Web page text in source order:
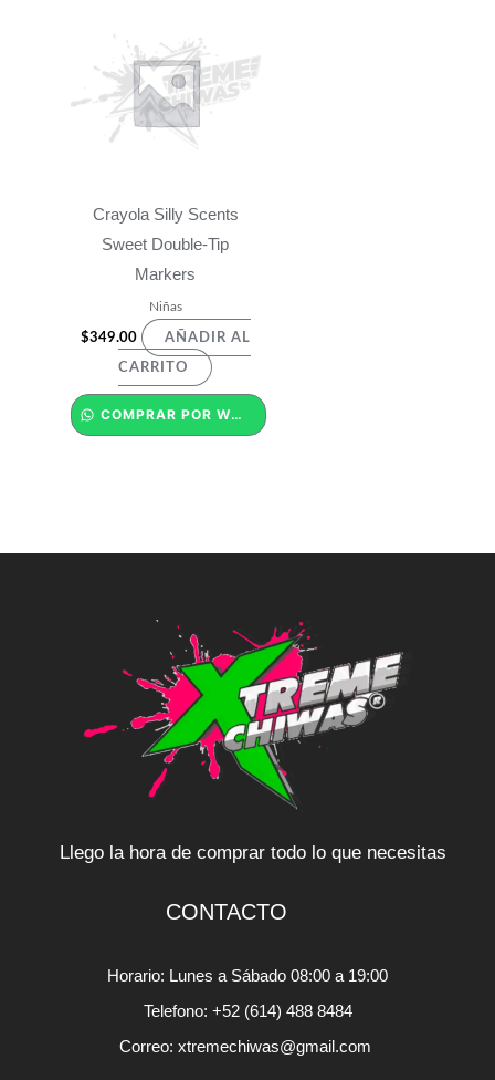
Crayola Silly Scents
Sweet Double-Tip
Markers
Niñas
$349.00 AÑADIR AL
CARRITO
COMPRAR POR WHATSAPP
Llego la hora de comprar todo lo que necesitas
CONTACTO
Horario: Lunes a Sábado 08:00 a 19:00
Telefono: +52 (614) 488 8484
Correo: xtremechiwas@gmail.com